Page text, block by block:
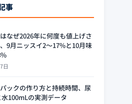
事
なぜ2026年に何度も値上げさ
9月ニッスイ2〜17%と10月味
日
ックの作り方と持続時間、尿
100mLの実測データ